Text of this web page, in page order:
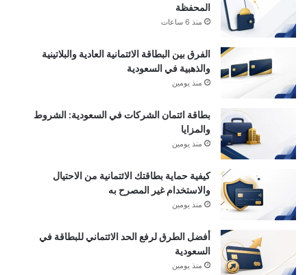
المحفظة
منذ 6 ساعات
الفرق بين البطاقة الائتمانية العادية والبلاتينية
والذهبية في السعودية
منذ يومين
بطاقة ائتمان الشركات في السعودية: الشروط
والمزايا
منذ يومين
كيفية حماية بطاقتك الائتمانية من الاحتيال
والاستخدام غير المصرح به
منذ يومين
أفضل الطرق لرفع الحد الائتماني للبطاقة في
السعودية
منذ يومين